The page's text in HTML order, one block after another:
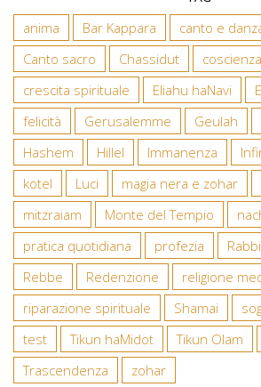
anima Bar Kappara
canto e
Canto sacro
Chassidut
coscienza
crescita spirituale
Eliahu haNavi
felicità
Gerusalemme Geulah
Hashem
Hillel Immanenza
kotel
Luci magia nera e zohar
mitzraiam
Monte del Tempio
pratica quotidiana
profezia
Rebbe
Redenzione
religione
riparazione spirituale
Shamai
test
Tikun haMidot Tikun Olam
Trascendenza
zohar